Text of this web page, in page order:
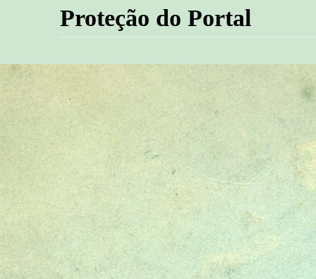
Proteção do Portal